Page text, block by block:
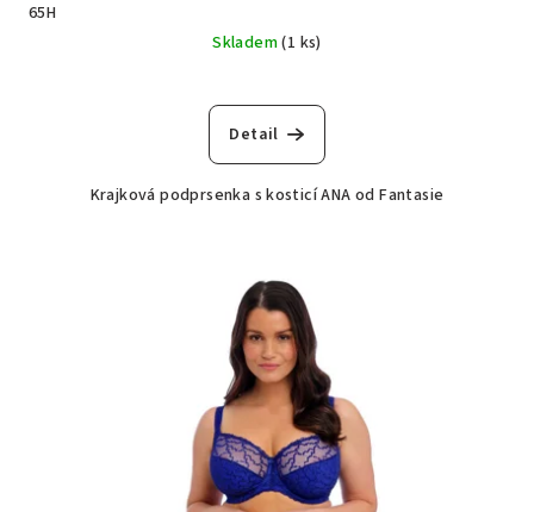
65H
Skladem(1 ks)
Detail
Krajková podprsenka s kosticí ANA od Fantasie